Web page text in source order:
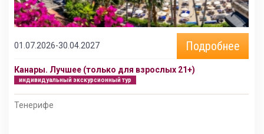
01.07.2026-30.04.2027 Подробнее
Канары. Лучшее (только для взрослых 21+)
индивидуальный экскурсионный тур
Тенерифе